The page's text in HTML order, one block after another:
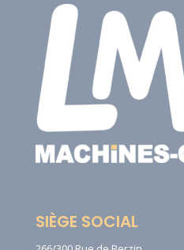
SIÈGE SOCIAL